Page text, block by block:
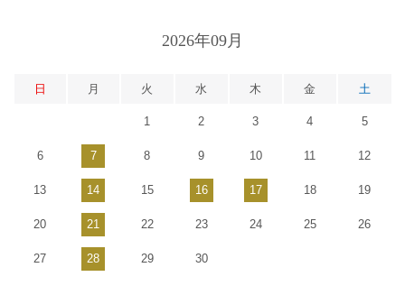
2026年09月
日 月 火 水 木 金 土
1 2 3 4 5
6 7 8 9 10 11 12
13 14 15 16 17 18 19
20 21 22 23 24 25 26
27 28 29 30